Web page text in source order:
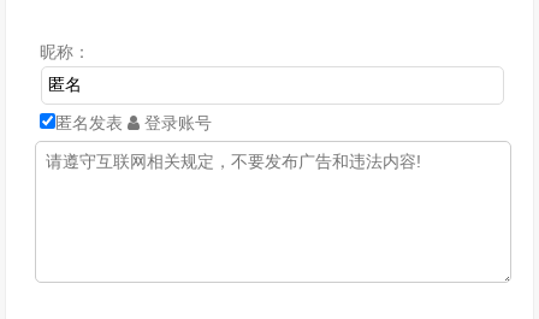
昵称：
匿名发表 登录账号